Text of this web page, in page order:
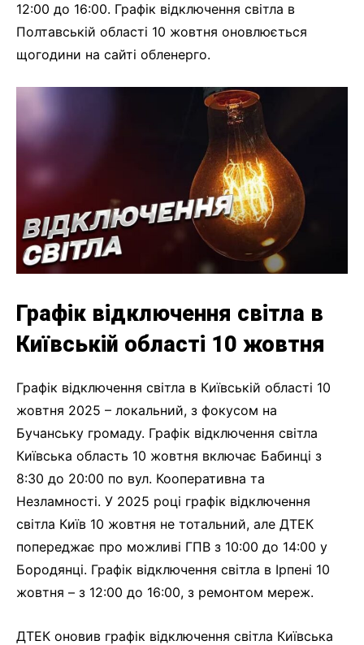
12:00 до 16:00. Графік відключення світла в
Полтавській області 10 жовтня оновлюється
щогодини на сайті обленерго.
Графік відключення світла в
Київській області 10 жовтня
Графік відключення світла в Київській області 10
жовтня 2025 – локальний, з фокусом на
Бучанську громаду. Графік відключення світла
Київська область 10 жовтня включає Бабинці з
8:30 до 20:00 по вул. Кооперативна та
Незламності. У 2025 році графік відключення
світла Київ 10 жовтня не тотальний, але ДТЕК
попереджає про можливі ГПВ з 10:00 до 14:00 у
Бородянці. Графік відключення світла в Ірпені 10
жовтня – з 12:00 до 16:00, з ремонтом мереж.
ДТЕК оновив графік відключення світла Київська